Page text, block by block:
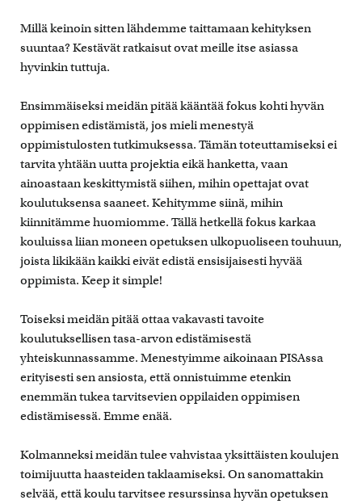
Millä keinoin sitten lähdemme taittamaan kehityksen
suuntaa? Kestävät ratkaisut ovat meille itse asiassa
hyvinkin tuttuja.
Ensimmäiseksi meidän pitää kääntää fokus kohti hyvän
oppimisen edistämistä, jos mieli menestyä
oppimistulosten tutkimuksessa. Tämän toteuttamiseksi ei
tarvita yhtään uutta projektia eikä hanketta, vaan
ainoastaan keskittymistä siihen, mihin opettajat ovat
koulutuksensa saaneet. Kehitymme siinä, mihin
kiinnitämme huomiomme. Tällä hetkellä fokus karkaa
kouluissa liian moneen opetuksen ulkopuoliseen touhuun,
joista likikään kaikki eivät edistä ensisijaisesti hyvää
oppimista. Keep it simple!
Toiseksi meidän pitää ottaa vakavasti tavoite
koulutuksellisen tasa-arvon edistämisestä
yhteiskunnassamme. Menestyimme aikoinaan PISAssa
erityisesti sen ansiosta, että onnistuimme etenkin
enemmän tukea tarvitsevien oppilaiden oppimisen
edistämisessä. Emme enää.
Kolmanneksi meidän tulee vahvistaa yksittäisten koulujen
toimijuutta haasteiden taklaamiseksi. On sanomattakin
selvää, että koulu tarvitsee resurssinsa hyvän opetuksen